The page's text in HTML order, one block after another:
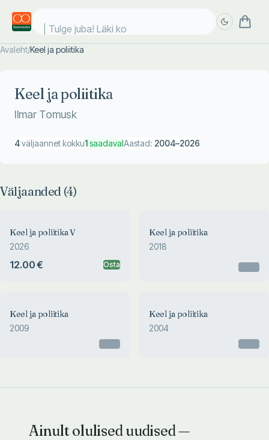
Tulge juba! Läki koo
Avaleht/Keel ja poliitika
Keel ja poliitika
Ilmar Tomusk
4väljaannet kokku1saadavalAastad: 2004–2026
Väljaanded (4)
Keel ja poliitika V
2026
12.00 € Osta
Keel ja poliitika
2018
Keel ja poliitika
2009
Keel ja poliitika
2004
Ainult olulised uudised —